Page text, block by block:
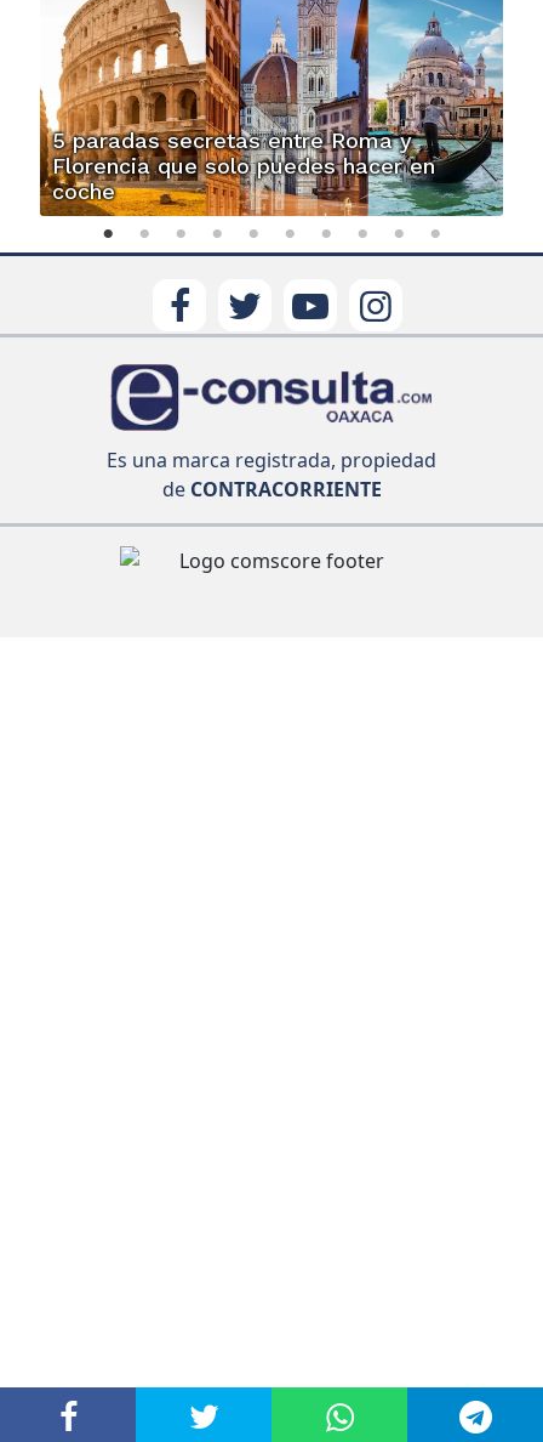
5 paradas secretas entre Roma y
Florencia que solo puedes hacer en
coche
Es una marca registrada, propiedad
deCONTRACORRIENTE